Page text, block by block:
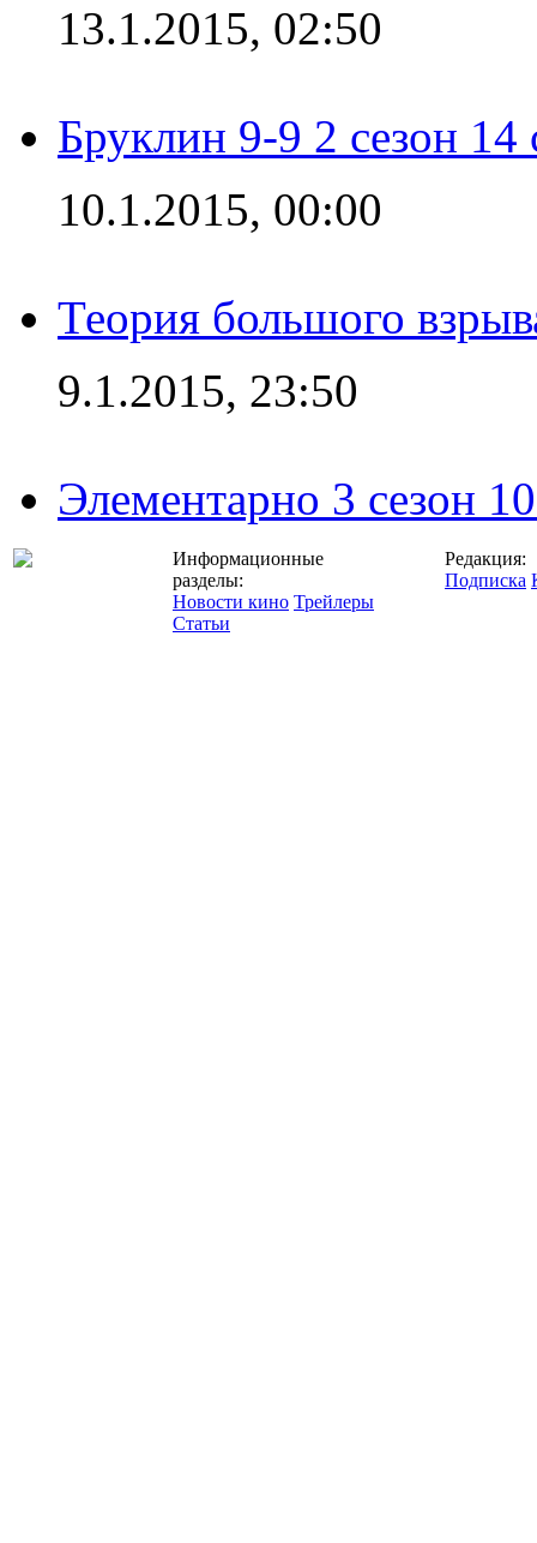
13.1.2015, 02:50
Бруклин 9-9 2 сезон 14
10.1.2015, 00:00
Теория большого
9.1.2015, 23:50
Элементарно 3 сезон
Информационные
разделы:
Новости кино Трейлеры
Статьи
Редакция:
Подписка